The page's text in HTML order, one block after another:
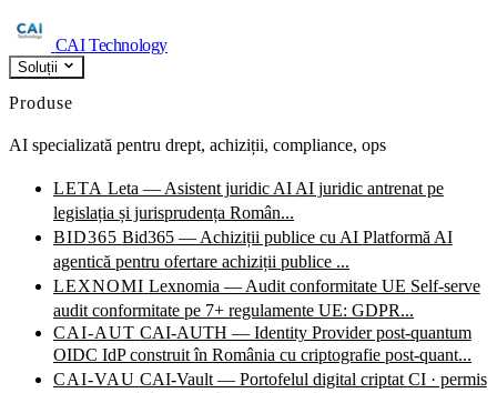
CAI Technology
Soluții
Produse
AI specializată pentru drept, achiziții, compliance, ops
LETA Leta — Asistent juridic AI AI juridic antrenat pe
legislația și jurisprudența Român...
BID365 Bid365 — Achiziții publice cu AI Platformă AI
agentică pentru ofertare achiziții publice ...
LEXNOMI Lexnomia — Audit conformitate UE Self-serve
audit conformitate pe 7+ regulamente UE: GDPR...
CAI-AUT CAI-AUTH — Identity Provider post-quantum
OIDC IdP construit în România cu criptografie post-quant...
CAI-VAU CAI-Vault — Portofelul digital criptat CI · permis